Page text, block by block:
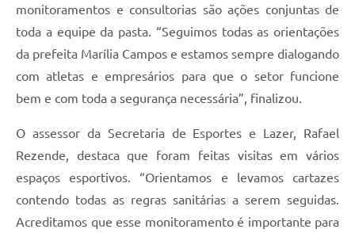
monitoramentos e consultorias são ações conjuntas de
toda a equipe da pasta. “Seguimos todas as orientações
da prefeita Marília Campos e estamos sempre dialogando
com atletas e empresários para que o setor funcione
bem e com toda a segurança necessária”, finalizou.
O assessor da Secretaria de Esportes e Lazer, Rafael
Rezende, destaca que foram feitas visitas em vários
espaços esportivos. “Orientamos e levamos cartazes
contendo todas as regras sanitárias a serem seguidas.
Acreditamos que esse monitoramento é importante para